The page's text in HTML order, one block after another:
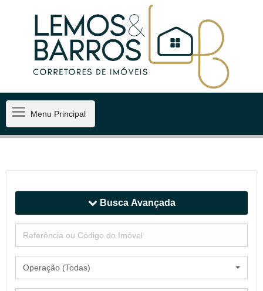
MenuMenu Principal
Busca Avançada
Operação (Todas)